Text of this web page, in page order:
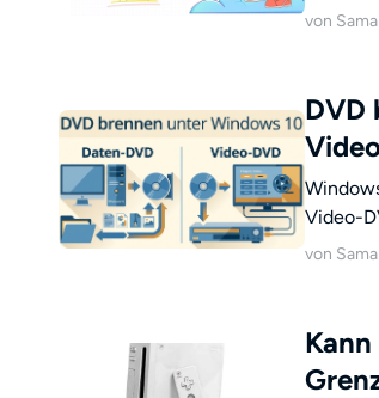
hilft,
von
DVD
Video-
von